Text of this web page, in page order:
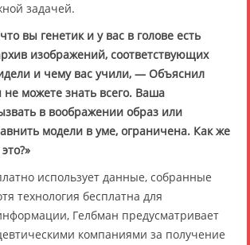
задачей.
вы генетик и у вас в голове есть
изображений, соответствующих
и чему вас учили, — Объяснил
можете знать всего. Ваша
в воображении образ или
модели в уме, ограничена. Как же
использует данные, собранные
технология бесплатна для
Гелбман предусматривает
компаниями за получение